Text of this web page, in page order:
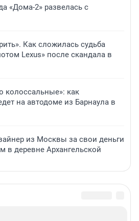
«Дома-2» развелась с
Как сложилась судьба
Lexus» после скандала в
колоссальные»: как
на автодоме из Барнаула в
из Москвы за свои деньги
в деревне Архангельской